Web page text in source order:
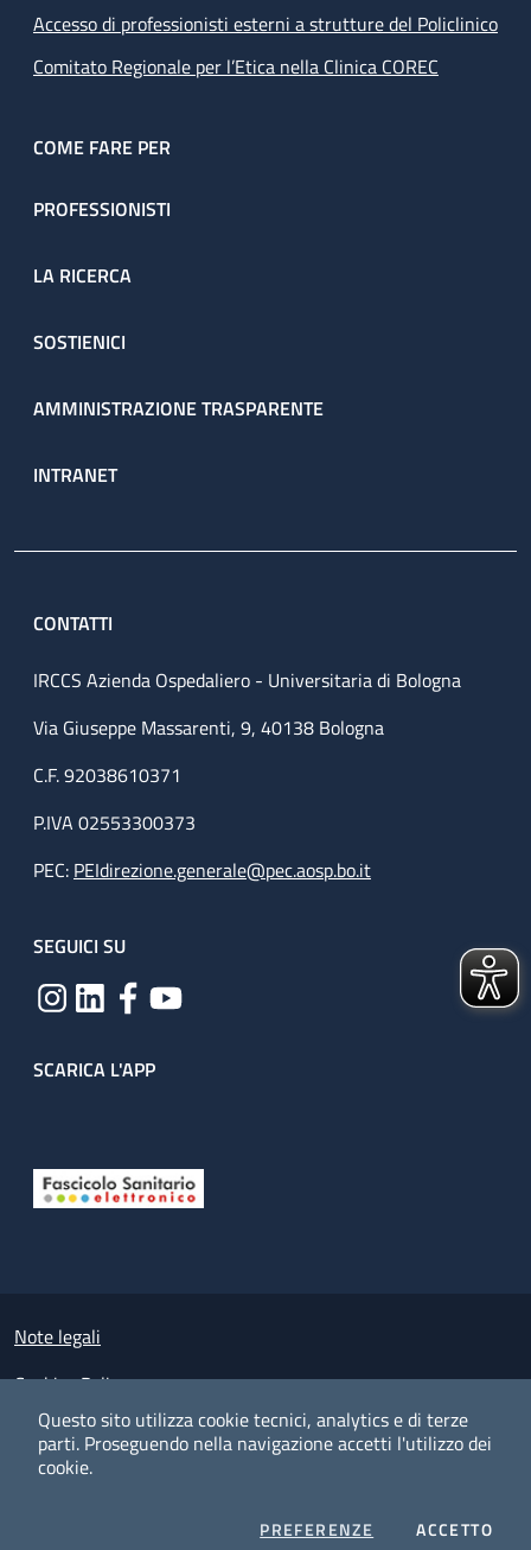
Questo sito utilizza cookie tecnici, analytics e di terze
parti. Proseguendo nella navigazione accetti l'utilizzo dei
cookie.
PREFERENZE COOKIESACCETTOI
Accesso di professionisti esterni a strutture del Policlinico
Comitato Regionale per l’Etica nella Clinica COREC
COME FARE PER
PROFESSIONISTI
LA RICERCA
SOSTIENICI
AMMINISTRAZIONE TRASPARENTE
INTRANET
CONTATTI
IRCCS Azienda Ospedaliero - Universitaria di Bologna
Via Giuseppe Massarenti, 9, 40138 Bologna
C.F. 92038610371
P.IVA 02553300373
PEC: PEIdirezione.generale@pec.aosp.bo.it
SEGUICI SU
SCARICA L'APP
Small prints
Note legali
Cookies Policy
Policy privacy e protezione del dato personale
Albo pretorio on-line